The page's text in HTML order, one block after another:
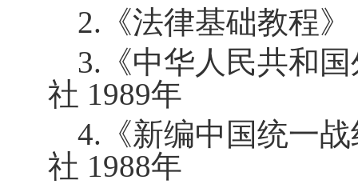
2. 《法律基础教程
3. 《中华人民共和
社 1989年
4. 《新编中国统一
社 1988年